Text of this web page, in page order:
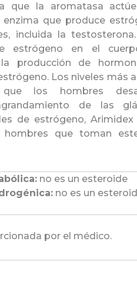
que la aromatasa
que produce
incluida la
estrógeno en el
producción de
Los niveles más
los hombres
de las
de estrógeno, Arimidex
que toman
no es un esteroide
no es un
por el médico.